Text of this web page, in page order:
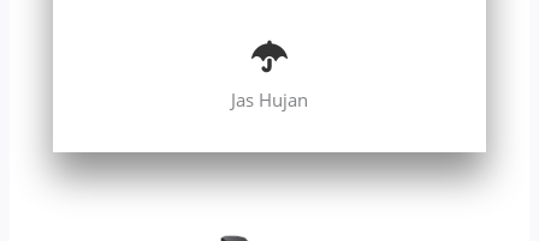
Jas Hujan